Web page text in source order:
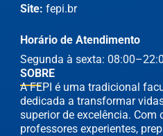
SOBRE
A FEPI é uma tradicional
dedicada a transformar
superior de excelência. Com
professores experientes,
Site: fepi.br
Horário de Atendimento
Segunda à sexta: